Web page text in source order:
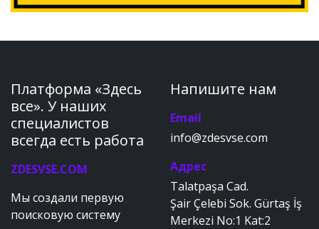
Платформа «Здесь
все». У наших
специалистов
всегда есть работа
ZDESVSE.COM
Мы создали первую
поисковую систему
Напишите нам
Email
info@zdesvse.com
Адрес
Talatpaşa Cad.
Şair Çelebi Sok. Gürtaş İş
Merkezi No:1 Kat:2